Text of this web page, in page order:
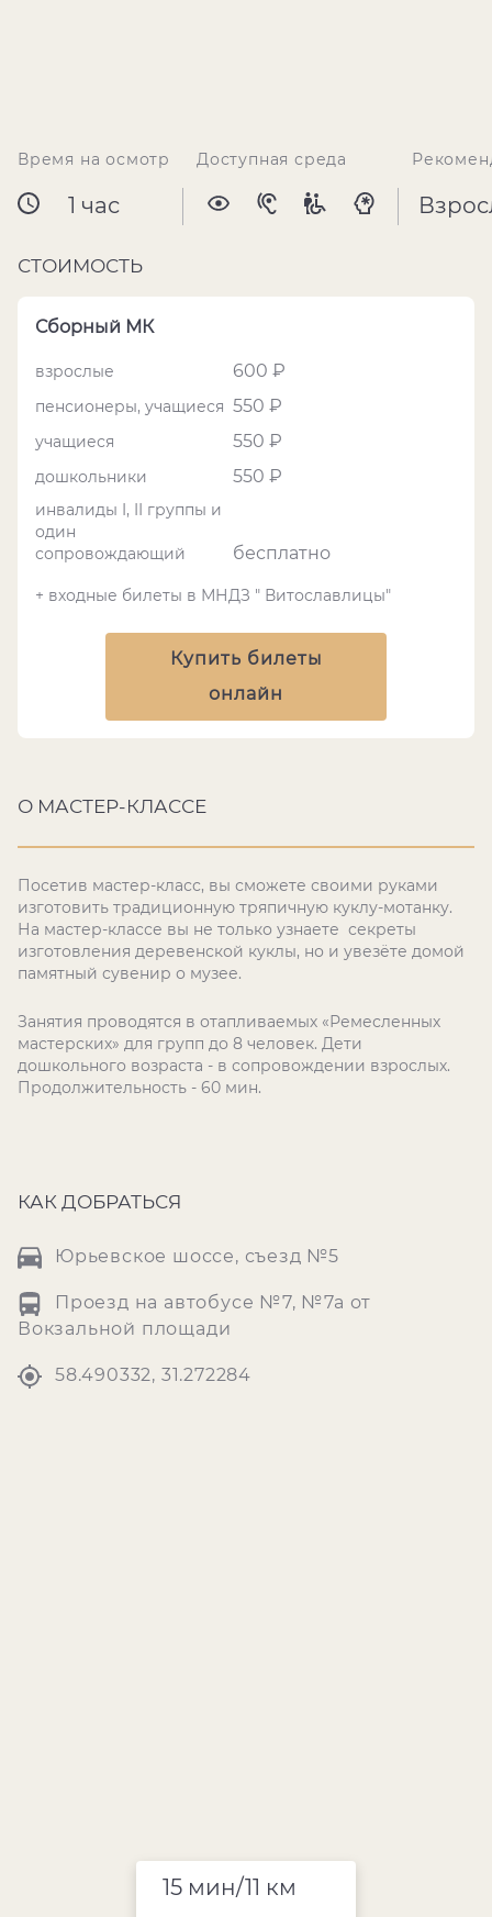
Время на осмотр
1 час
Доступная среда
СТОИМОСТЬ
Сборный МК
взрослые 600 ₽
пенсионеры, учащиеся 550 ₽
учащиеся 550 ₽
дошкольники 550 ₽
инвалиды I, II группы и
один
сопровождающий
бесплатно
+ входные билеты в МНДЗ " Витославлицы"
Купить билеты
онлайн
О МАСТЕР-КЛАССЕ
Посетив мастер-класс, вы сможете своими руками
изготовить традиционную тряпичную куклу-мотанку.
На мастер-классе вы не только узнаете секреты
изготовления деревенской куклы, но и увезёте домой
памятный сувенир о музее.
Занятия проводятся в отапливаемых «Ремесленных
мастерских» для групп до 8 человек. Дети
дошкольного возраста - в сопровождении взрослых.
Продолжительность - 60 мин.
КАК ДОБРАТЬСЯ
Юрьевское шоссе, съезд №5
Проезд на автобусе №7, №7а от
Вокзальной площади
58.490332, 31.272284
15 мин/11 км